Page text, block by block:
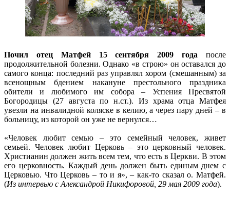
Почил отец Матфей 15 сентября 2009 года после
продолжительной болезни. Однако «в строю» он оставался до
самого конца: последний раз управлял хором (смешанным) за
всенощным бдением накануне престольного праздника
обители и любимого им собора – Успения Пресвятой
Богородицы (27 августа по н.ст.). Из храма отца Матфея
увезли на инвалидной коляске в келию, а через пару дней – в
больницу, из которой он уже не вернулся…
«Человек любит семью – это семейный человек, живет
семьей. Человек любит Церковь – это церковный человек.
Христианин должен жить всем тем, что есть в Церкви. В этом
его церковность. Каждый день должен быть единым днем с
Церковью. Что Церковь – то и я», – как-то сказал о. Матфей.
(Из интервью с Александрой Никифоровой, 29 мая 2009 года).